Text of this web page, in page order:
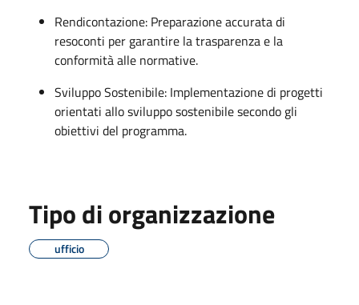
Rendicontazione: Preparazione accurata di
resoconti per garantire la trasparenza e la
conformità alle normative.
Sviluppo Sostenibile: Implementazione di progetti
orientati allo sviluppo sostenibile secondo gli
obiettivi del programma.
Tipo di organizzazione
ufficio